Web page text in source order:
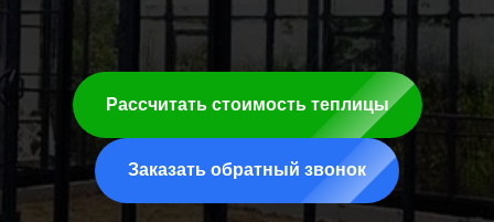
Рассчитать стоимость теплицы
Заказать обратный звонок